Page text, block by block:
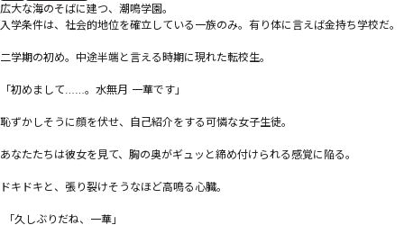
広大な海のそばに建つ、潮鳴学園。
入学条件は、社会的地位を確立している一族のみ。有り体に言えば金持ち学校だ。
二学期の初め。中途半端と言える時期に現れた転校生。
「初めまして……。水無月 一華です」
恥ずかしそうに顔を伏せ、自己紹介をする可憐な女子生徒。
あなたたちは彼女を見て、胸の奥がギュッと締め付けられる感覚に陥る。
ドキドキと、張り裂けそうなほど高鳴る心臓。